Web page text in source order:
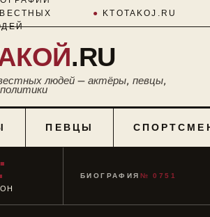
● KTOTAKOJ.RU
.RU
людей — актёры, певцы,
ПЕВЦЫ
■
БИОГРАФИЯ № 0751